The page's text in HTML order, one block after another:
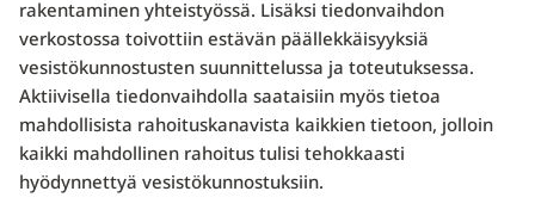
rakentaminen yhteistyössä. Lisäksi tiedonvaihdon
verkostossa toivottiin estävän päällekkäisyyksiä
vesistökunnostusten suunnittelussa ja toteutuksessa.
Aktiivisella tiedonvaihdolla saataisiin myös tietoa
mahdollisista rahoituskanavista kaikkien tietoon, jolloin
kaikki mahdollinen rahoitus tulisi tehokkaasti
hyödynnettyä vesistökunnostuksiin.